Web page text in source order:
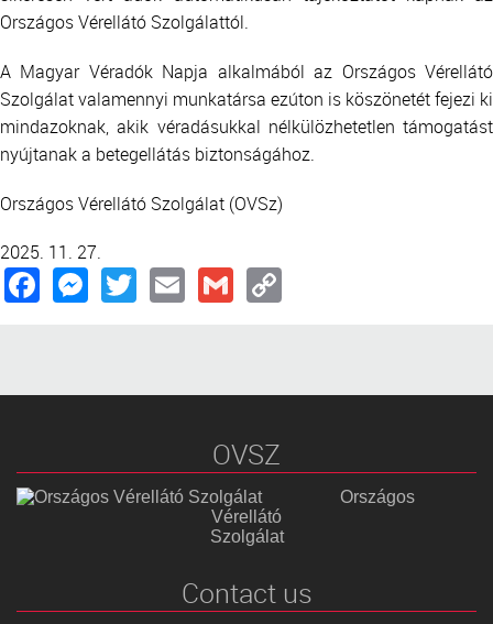
Országos Vérellátó Szolgálattól.
A Magyar Véradók Napja alkalmából az Országos Vérellátó
Szolgálat valamennyi munkatársa ezúton is köszönetét fejezi ki
mindazoknak, akik véradásukkal nélkülözhetetlen támogatást
nyújtanak a betegellátás biztonságához.
Országos Vérellátó Szolgálat (OVSz)
2025. 11. 27.
Facebook
Messenger
TwitterEmailGmail
OVSZ
Országos
Vérellátó
Szolgálat
Contact us